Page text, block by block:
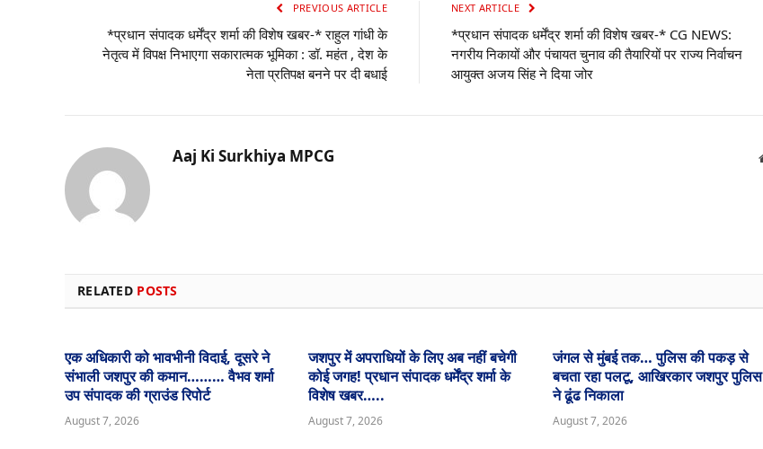
PREVIOUS ARTICLE
*प्रधान संपादक धर्मेंद्र शर्मा की विशेष खबर-* राहुल गांधी के
नेतृत्व में विपक्ष निभाएगा सकारात्मक भूमिका : डॉ. महंत , देश के
नेता प्रतिपक्ष बनने पर दी बधाई
NEXT ARTICLE
*प्रधान संपादक धर्मेंद्र शर्मा की विशेष खबर-* CG NEWS:
नगरीय निकायों और पंचायत चुनाव की तैयारियों पर राज्य निर्वाचन
आयुक्त अजय सिंह ने दिया जोर
Aaj Ki Surkhiya MPCG
RELATED POSTS
एक अधिकारी को भावभीनी विदाई, दूसरे ने
संभाली जशपुर की कमान……… वैभव शर्मा
उप संपादक की ग्राउंड रिपोर्ट
August 7, 2026
जशपुर में अपराधियों के लिए अब नहीं बचेगी
कोई जगह! प्रधान संपादक धर्मेंद्र शर्मा के
विशेष खबर…..
August 7, 2026
जंगल से मुंबई तक… पुलिस की पकड़ से
बचता रहा पलटू, आखिरकार जशपुर पुलिस
ने ढूंढ निकाला
August 7, 2026